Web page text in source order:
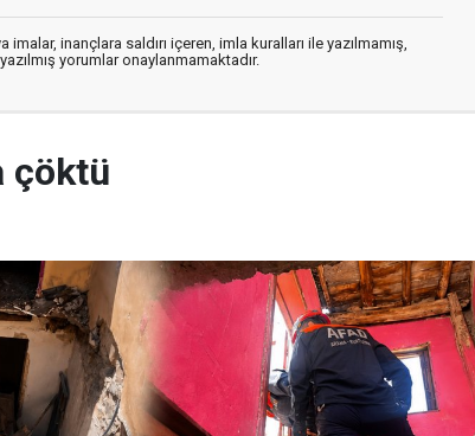
inançlara saldırı içeren, imla kuralları ile yazılmamış,
yorumlar onaylanmamaktadır.
çöktü